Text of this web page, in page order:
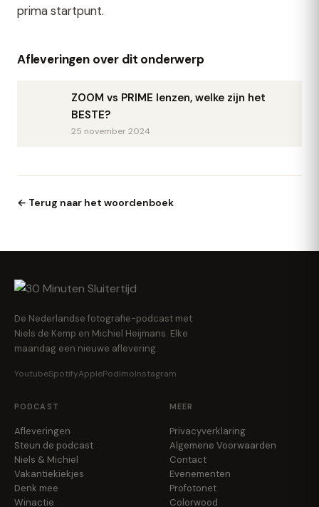
prima startpunt.
Afleveringen over dit onderwerp
ZOOM vs PRIME lenzen, welke zijn het
BESTE?
25 november 2024
← Terug naar het woordenboek
De Nederlandse fotografie-podcast met
Niels de Kemp en Michiel Heijmans. Elke
maandag een nieuwe aflevering.
YoutubeSpotifyApplePodimoInstagram
PODCAST
Afleveringen
Steun de podcast
Niels & Michiel
Vakantiekiekjes
Denk mee
Winactie
MEER
Privacyverklaring
Algemene Voorwaarden
Contact
Evenementen
Profotonet
Colorwood